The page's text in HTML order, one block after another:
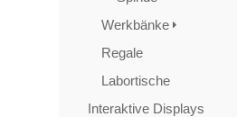
Werkbänke
Regale
Labortische
Interaktive Displays